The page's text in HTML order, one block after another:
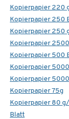
Kopierpapier 220
Kopierpapier 250
Kopierpapier 250
Kopierpapier
Kopierpapier 500
Kopierpapier
Kopierpapier
Kopierpapier 75g
Kopierpapier 80
Blatt